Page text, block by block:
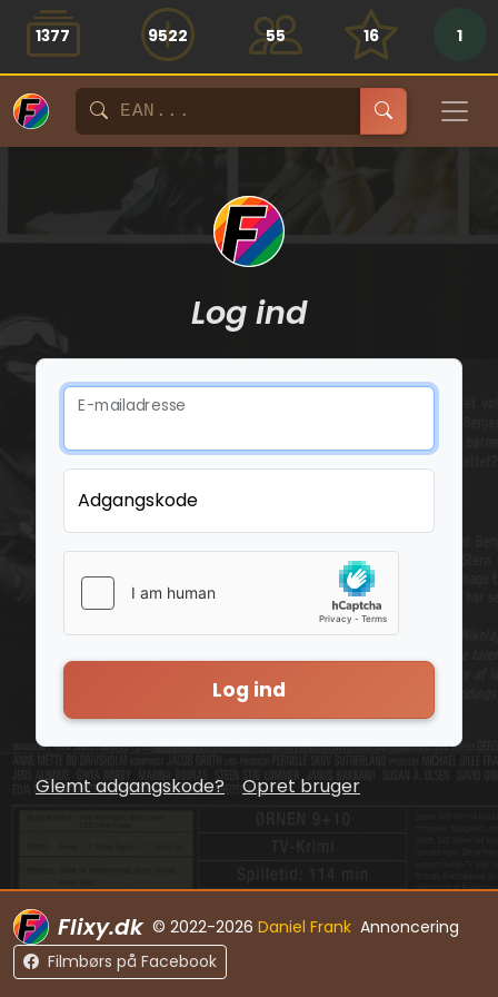
1377 9522 55 16 1
Log ind
E-mailadresse
Adgangskode
Log ind
Glemt adgangskode? Opret bruger
Flixy.dk © 2022-2026 Daniel Frank Annoncering
Filmbørs på Facebook